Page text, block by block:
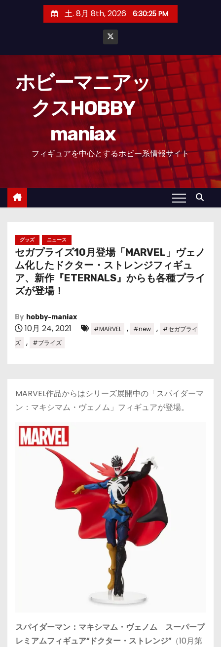
土. 8月 8th, 2026 6:30:26 PM
ホビーマニアッ
クスHOBBY
maniax
フィギュアを中心とするホビー系情報サイト
グッズ ニュース
セガプライズ10月登場「MARVEL」ヴェノ
ム化したドクター・ストレンジフィギュ
ア、新作『ETERNALS』からも各種プライ
ズが登場！
By hobby-maniax
10月 24, 2021 #MARVEL , #new ,
#セガプライ
ズ
, #プライズ
MARVEL作品からはシリーズ展開中の「スパイダーマ
ン：マキシマム・ヴェノム」フィギュアが登場。
スパイダーマン：マキシマム・ヴェノム スーパープ
レミアムフィギュア“ドクター・ストレンジ”（10月第